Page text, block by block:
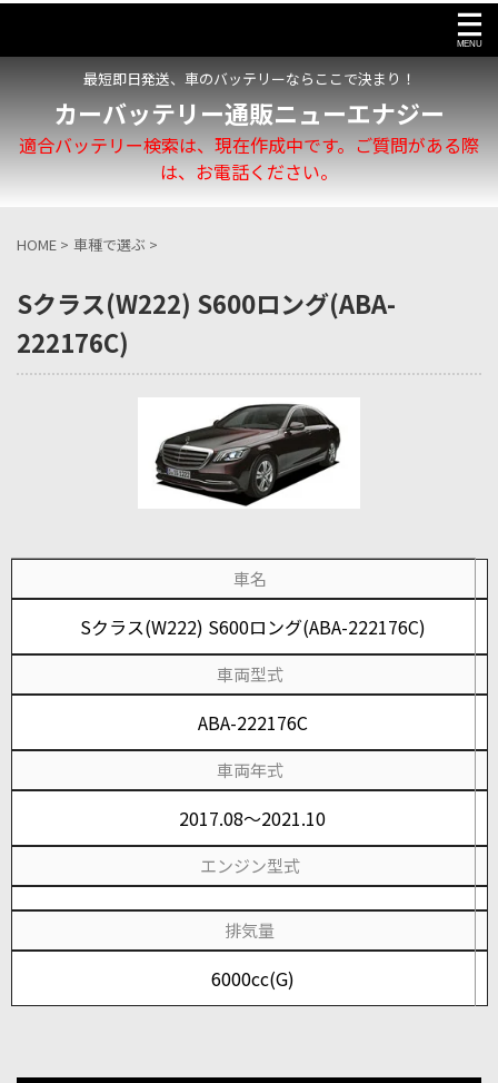
最短即日発送、車のバッテリーならここで決まり！
カーバッテリー通販ニューエナジー
適合バッテリー検索は、現在作成中です。ご質問がある際
は、お電話ください。
HOME > 車種で選ぶ >
Sクラス(W222) S600ロング(ABA-
222176C)
車名
Sクラス(W222) S600ロング(ABA-222176C)
車両型式
ABA-222176C
車両年式
2017.08～2021.10
エンジン型式
排気量
6000cc(G)